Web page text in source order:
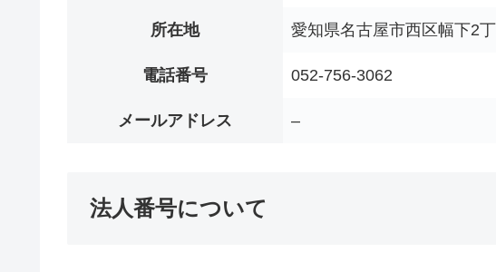
所在地 愛知県名古屋市西区幅下2
電話番号 052-756-3062
メールアドレス –
法人番号について